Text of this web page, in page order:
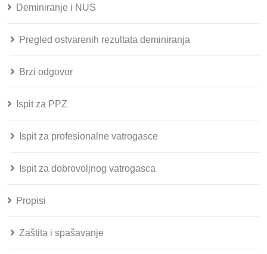
Deminiranje i NUS
Pregled ostvarenih rezultata deminiranja
Brzi odgovor
Ispit za PPZ
Ispit za profesionalne vatrogasce
Ispit za dobrovoljnog vatrogasca
Propisi
Zaštita i spašavanje